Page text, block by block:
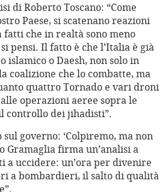
di Roberto Toscano: “Come
Paese, si scatenano reazioni
che in realtà sono meno
pensi. Il fatto è che l’Italia è già
islamico o Daesh, non solo in
coalizione che lo combatte, ma
quattro Tornado e vari droni
operazioni aeree sopra le
controllo dei jihadisti”.
sul governo: ‘Colpiremo, ma non
Gramaglia firma un’analisi a
a uccidere: un’ora per divenire
a bombardieri, il salto di qualità